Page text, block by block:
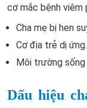
cơ mắc bệnh viêm
Cha mẹ bị hen
Cơ địa trẻ dị ứng.
Môi trường sống
Dấu hiệu